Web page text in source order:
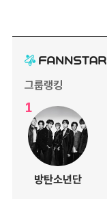
그룹랭킹
1
방탄소년단